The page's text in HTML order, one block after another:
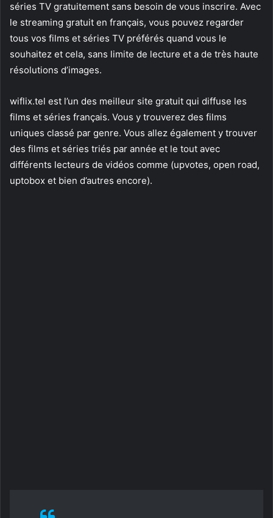
séries TV gratuitement sans besoin de vous inscrire. Avec
le streaming gratuit en français, vous pouvez regarder
tous vos films et séries TV préférés quand vous le
souhaitez et cela, sans limite de lecture et a de très haute
résolutions d’images.
wiflix.tel est l’un des meilleur site gratuit qui diffuse les
films et séries français. Vous y trouverez des films
uniques classé par genre. Vous allez également y trouver
des films et séries triés par année et le tout avec
différents lecteurs de vidéos comme (upvotes, open road,
uptobox et bien d’autres encore).